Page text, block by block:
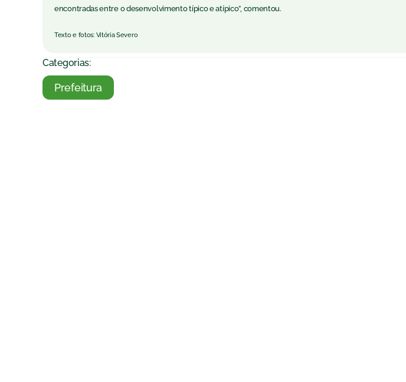
encontradas entre o desenvolvimento típico e atípico”, comentou.
Texto e fotos: Vitória Severo
Categorias:
Prefeitura